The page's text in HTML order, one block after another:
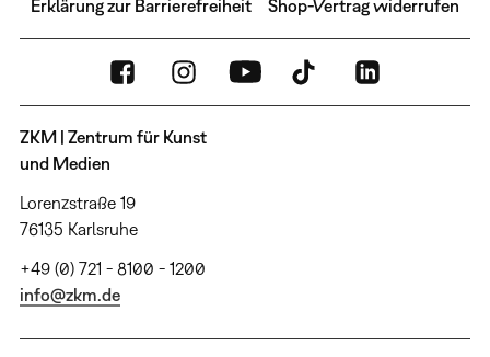
Erklärung zur Barrierefreiheit Shop-Vertrag widerrufen
ZKM | Zentrum für Kunst
und Medien
Lorenzstraße 19
76135 Karlsruhe
+49 (0) 721 - 8100 - 1200
info@zkm.de